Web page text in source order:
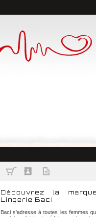
Découvrez la
Lingerie Baci
Baci s'adresse à toutes les femmes